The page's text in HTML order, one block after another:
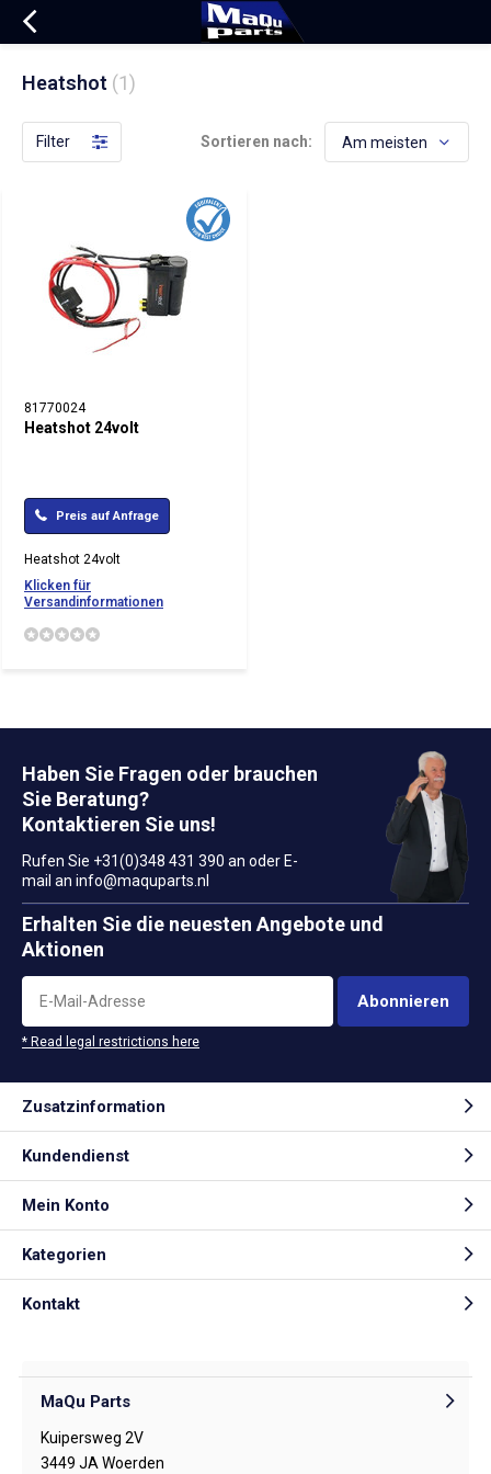
Heatshot (1)
Filter Sortieren nach:
81770024
Heatshot 24volt
Preis auf Anfrage
Heatshot 24volt
Klicken für
Versandinformationen
Haben Sie Fragen oder brauchen
Sie Beratung?
Kontaktieren Sie uns!
Rufen Sie +31(0)348 431 390 an oder E-
mail an info@maquparts.nl
Erhalten Sie die neuesten Angebote und
Aktionen
Abonnieren
* Read legal restrictions here
Zusatzinformation
Kundendienst
Mein Konto
Kategorien
Kontakt
MaQu Parts
Kuipersweg 2V
3449 JA Woerden